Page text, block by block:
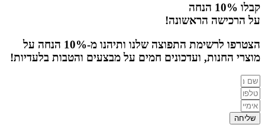
קבלו 10% הנחה
על הרכישה הראשונה!
הצטרפו לרשימת התפוצה שלנו ותיהנו מ-10% הנחה על
מוצרי החנות, ועדכונים חמים על מבצעים והטבות בלעדיות!
שליחה